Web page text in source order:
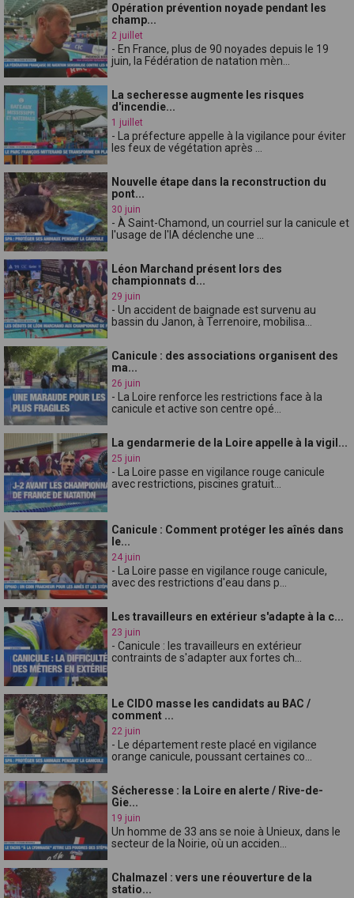
Opération prévention noyade pendant les
champ...
2 juillet
- En France, plus de 90 noyades depuis le 19
juin, la Fédération de natation mèn...
La secheresse augmente les risques
d'incendie...
1 juillet
- La préfecture appelle à la vigilance pour éviter
les feux de végétation après ...
Nouvelle étape dans la reconstruction du
pont...
30 juin
- À Saint-Chamond, un courriel sur la canicule et
l'usage de l'IA déclenche une ...
Léon Marchand présent lors des
championnats d...
29 juin
- Un accident de baignade est survenu au
bassin du Janon, à Terrenoire, mobilisa...
Canicule : des associations organisent des
ma...
26 juin
- La Loire renforce les restrictions face à la
canicule et active son centre opé...
La gendarmerie de la Loire appelle à la vigil...
25 juin
- La Loire passe en vigilance rouge canicule
avec restrictions, piscines gratuit...
Canicule : Comment protéger les aînés dans
le...
24 juin
- La Loire passe en vigilance rouge canicule,
avec des restrictions d'eau dans p...
Les travailleurs en extérieur s'adapte à la c...
23 juin
- Canicule : les travailleurs en extérieur
contraints de s'adapter aux fortes ch...
Le CIDO masse les candidats au BAC /
comment ...
22 juin
- Le département reste placé en vigilance
orange canicule, poussant certaines co...
Sécheresse : la Loire en alerte / Rive-de-
Gie...
19 juin
Un homme de 33 ans se noie à Unieux, dans le
secteur de la Noirie, où un acciden...
Chalmazel : vers une réouverture de la
statio...